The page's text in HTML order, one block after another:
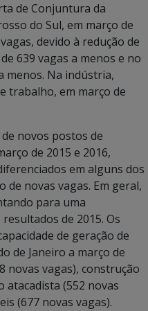
de Conjuntura da
do Sul, em março de
devido à redução de
639 vagas a menos e no
menos. Na indústria,
trabalho, em março de
novos postos de
de 2015 e 2016,
em alguns dos
novas vagas. Em geral,
para uma
de 2015. Os
de geração de
de Janeiro a março de
novas vagas), construção
atacadista (552 novas
(677 novas vagas).